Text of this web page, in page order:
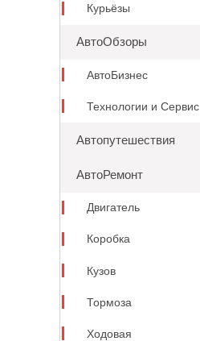
Курьёзы
АвтоОбзоры
АвтоБизнес
Технологии и Сервис
Автопутешествия
АвтоРемонт
Двигатель
Коробка
Кузов
Тормоза
Ходовая